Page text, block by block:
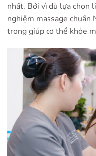
nhất. Bởi vì dù lựa chọn
nghiệm massage chuẩn
trong giúp cơ thể khỏe